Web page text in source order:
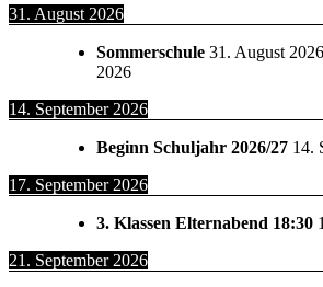
31. August 2026
Sommerschule 31. August 2026
2026
14. September 2026
Beginn Schuljahr 2026/27 14.
17. September 2026
3. Klassen Elternabend 18:30
21. September 2026